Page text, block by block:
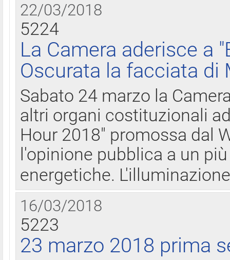
22/03/2018
5224
La Camera aderisce a
Oscurata la facciata di
Sabato 24 marzo la
altri organi costituzionali
Hour 2018" promossa dal
l'opinione pubblica a un
energetiche.
16/03/2018
5223
23 marzo 2018 prima